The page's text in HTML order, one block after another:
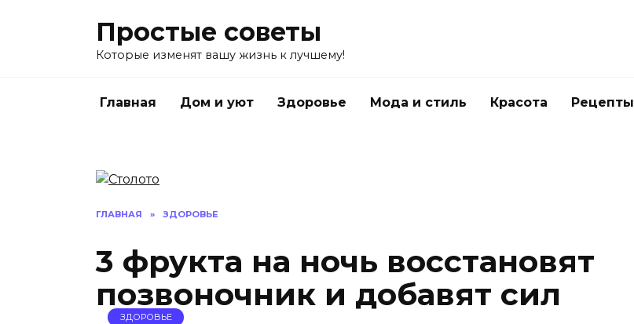
Простые советы
Которые изменят вашу жизнь к лучшему!
Главная Дом и уют Здоровье Мода и стиль Красота Рецепты
ГЛАВНАЯ » ЗДОРОВЬЕ
3 фрукта на ночь восстановят
позвоночник и добавят сил
ЗДОРОВЬЕ